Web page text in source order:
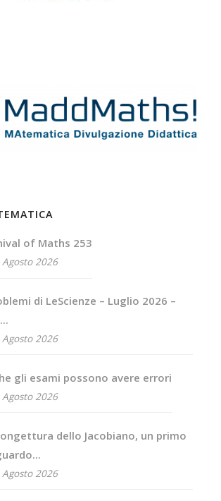
of Maths 253
2026
di LeScienze – Luglio 2026 –
2026
gli esami possono avere errori
2026
dello Jacobiano, un primo
2026